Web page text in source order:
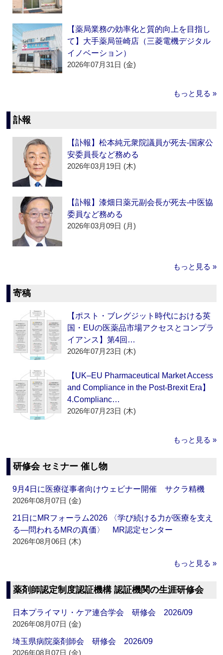
【薬局業務の効率化と質的向上を目指し
て】大手薬局笹崎店（三菱電機デジタル
イノベーション）
2026年07月31日 (金)
もっと見る »
訃報
【訃報】松本純元衆院議員が死去‐国家公
安委員長など務める
2026年03月19日 (木)
【訃報】漆畑日薬元副会長が死去‐中医協
委員など務める
2026年03月09日 (月)
もっと見る »
寄稿
【ポスト・ブレグジット時代における英
国・EUの医薬品市場アクセスとコンプラ
イアンス】第4回…
2026年07月23日 (木)
【UK–EU Pharmaceutical Market Access
and Compliance in the Post-Brexit Era】
4.Complianc…
2026年07月23日 (木)
もっと見る »
研修会 セミナー 催し物
9月4日に医療従事者向けウェビナー開催 サクラ精機
2026年08月07日 (金)
21日にMRフォーラム2026 〈学び続ける力が医療を支え
る―問われるMRの真価〉 MR認定センター
2026年08月06日 (木)
もっと見る »
薬剤師認定制度認証機構 認証機関の生涯研修会
日本プライマリ・ケア連合学会 研修会 2026/09
2026年08月07日 (金)
埼玉県病院薬剤師会 研修会 2026/09
2026年08月07日 (金)